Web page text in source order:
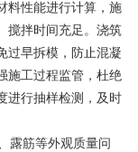
料性能进行计算，施
搅拌时间充足。浇筑
过早拆模，防止混凝
施工过程监管，杜绝
进行抽样检测，及时
露筋等外观质量问